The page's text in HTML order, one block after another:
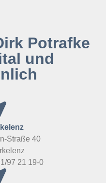
Potrafke
und
Straße 40
97 21 19-0